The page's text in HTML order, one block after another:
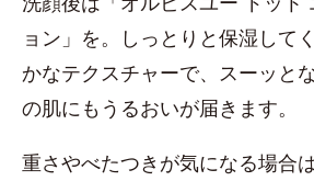
ョン」を。しっとりと保湿して
かなテクスチャーで、スーッと
の肌にもうるおいが届きます。
重さやべたつきが気になる場合